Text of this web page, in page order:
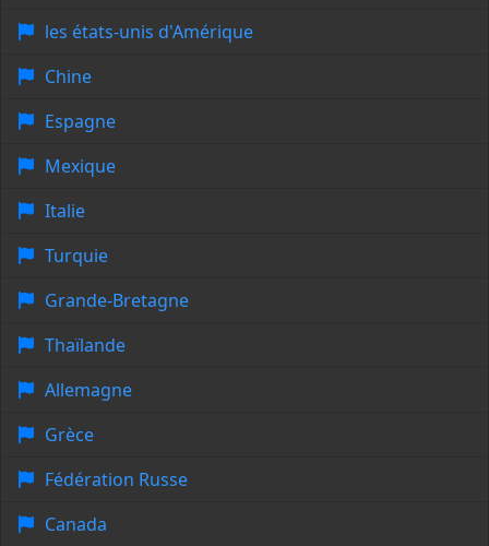
les états-unis d'Amérique
Chine
Espagne
Mexique
Italie
Turquie
Grande-Bretagne
Thaïlande
Allemagne
Grèce
Fédération Russe
Canada